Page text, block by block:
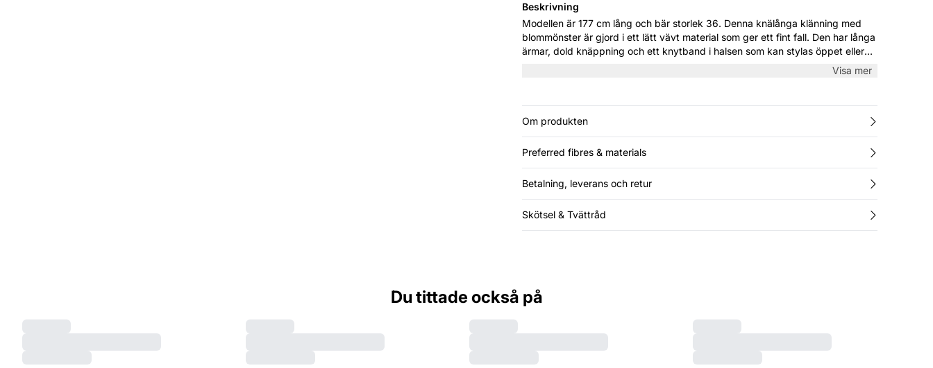
Beskrivning
Modellen är 177 cm lång och bär storlek 36. Denna knälånga klänning med
blommönster är gjord i ett lätt vävt material som ger ett fint fall. Den har långa
ärmar, dold knäppning och ett knytband i halsen som kan stylas öppet eller
Visa mer
Om produkten
Preferred fibres & materials
Betalning, leverans och retur
Skötsel & Tvättråd
Du tittade också på